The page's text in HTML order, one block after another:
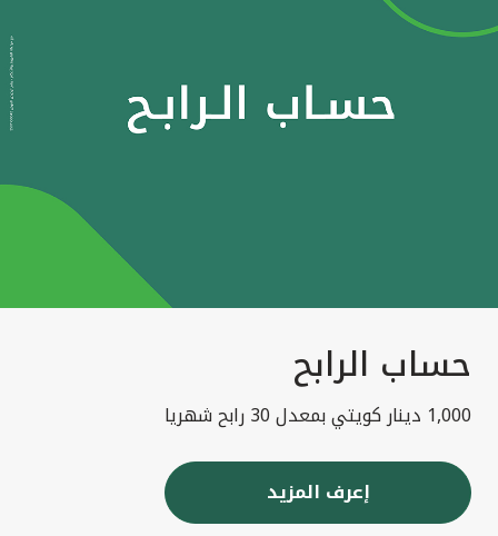
حساب الرابح
1,000 دينار كويتي بمعدل 30 رابح شهريا
إعرف المزيد